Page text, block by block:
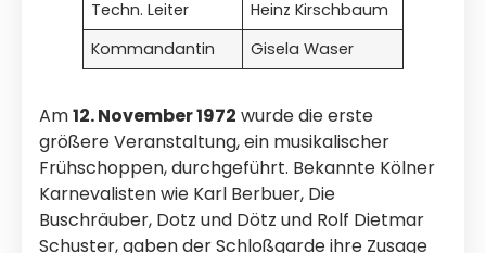
Techn. Leiter
Heinz Kirschbaum
Kommandantin
Gisela Waser
Am12. November 1972 wurde die erste
größere Veranstaltung, ein musikalischer
Frühschoppen, durchgeführt. Bekannte Kölner
Karnevalisten wie Karl Berbuer, Die
Buschräuber, Dotz und Dötz und Rolf Dietmar
Schuster, gaben der Schloßgarde ihre Zusage